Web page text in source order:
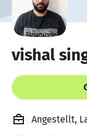
vishal
Angestellt,